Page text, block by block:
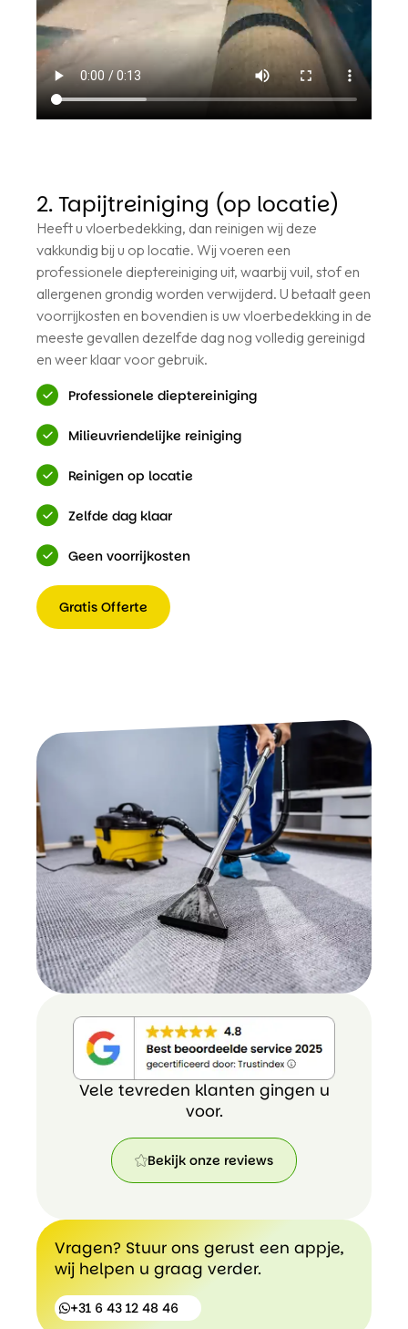
2. Tapijtreiniging (op locatie)
Heeft u vloerbedekking, dan reinigen wij deze
vakkundig bij u op locatie. Wij voeren een
professionele dieptereiniging uit, waarbij vuil, stof en
allergenen grondig worden verwijderd. U betaalt geen
voorrijkosten en bovendien is uw vloerbedekking in de
meeste gevallen dezelfde dag nog volledig gereinigd
en weer klaar voor gebruik.
Professionele dieptereiniging
Milieuvriendelijke reiniging
Reinigen op locatie
Zelfde dag klaar
Geen voorrijkosten
Gratis Offerte
Vele tevreden klanten gingen u
voor.
Bekijk onze reviews
reviews
Vragen? Stuur ons gerust een appje,
wij helpen u graag verder.
+31 6 43 12 48 46